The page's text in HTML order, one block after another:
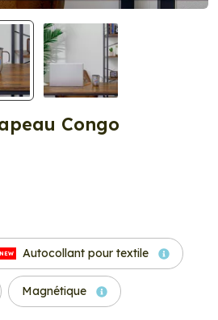
Congo
NEW Autocollant pour textile
Magnétique